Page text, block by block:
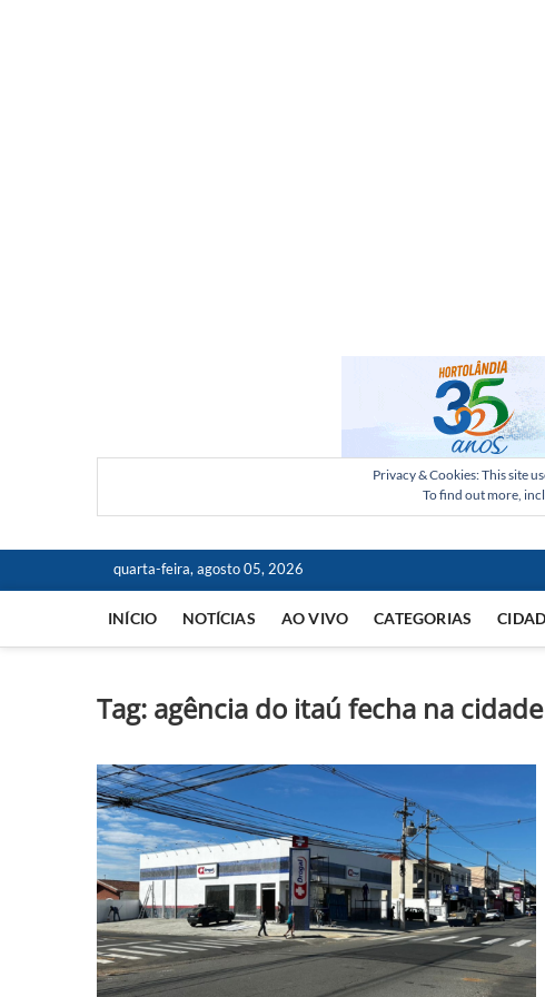
Privacy & Cookies: This site
To find out more,
quarta-feira, agosto 05, 2026
INÍCIO NOTÍCIAS AO VIVO CATEGORIAS
Tag: agência do itaú fecha na cidade